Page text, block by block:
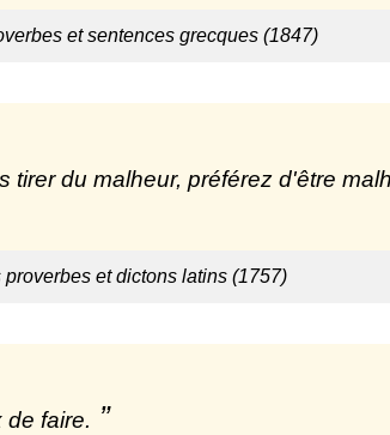
et sentences grecques (1847)
du malheur, préférez d'être
proverbes et dictons latins (1757)
faire.